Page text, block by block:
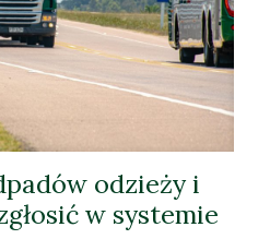
odzieży i
w systemie